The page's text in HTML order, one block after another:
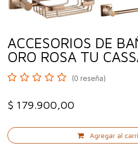
ACCESORIOS DE
ORO ROSA TU
(0 reseña)
$ 179.900,00
Agregar al